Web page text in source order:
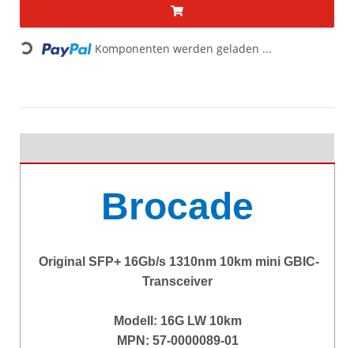
Loading... Komponenten werden geladen ...
Brocade
Original SFP+ 16Gb/s 1310nm 10km mini GBIC-
Transceiver
Modell: 16G LW 10km
MPN: 57-0000089-01